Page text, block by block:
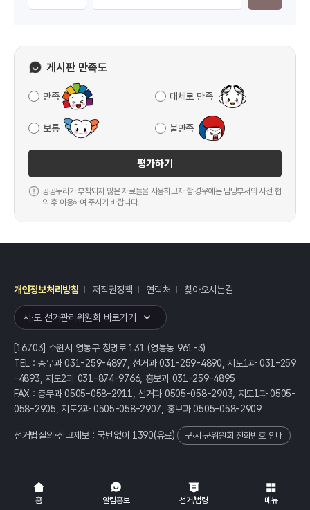
홈 알림홍보 선거/법령 메뉴
게시판 만족도
만족 대체로 만족
보통 불만족
평가하기
공공누리가 부착되지 않은 자료들을 사용하고자 할 경우에는 담당부서와 사전 협
의 후 이용하여 주시기 바랍니다.
개인정보처리방침 저작권정책 연락처 찾아오시는길
시·도 선거관리위원회 바로가기
[16703] 수원시 영통구 청명로 131 (영통동 961-3)
TEL : 총무과 031-259-4897, 선거과 031-259-4890, 지도1과 031-259
-4893, 지도2과 031-874-9766, 홍보과 031-259-4895
FAX : 총무과 0505-058-2911, 선거과 0505-058-2903, 지도1과 0505-
058-2905, 지도2과 0505-058-2907, 홍보과 0505-058-2909
선거법질의·신고제보 : 국번없이 1390(유료) 구·시·군위원회 전화번호 안내